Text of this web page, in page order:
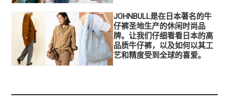
JOHNBULL是在日本著名的牛
仔裤圣地生产的休闲时尚品
牌。让我们仔细看看日本的高
品质牛仔裤，以及如何以其工
艺和精度受到全球的喜爱。